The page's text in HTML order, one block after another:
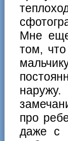
Мне
том,
про
даже с